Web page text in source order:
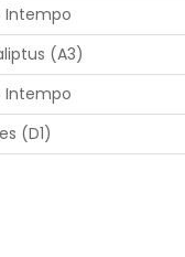
Intempo
(A3)
Intempo
(D1)